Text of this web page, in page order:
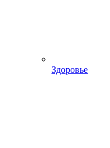
Здоровье